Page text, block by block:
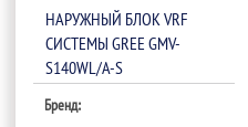
НАРУЖНЫЙ БЛОК VRF
СИСТЕМЫ GREE GMV-
S140WL/A-S
Бренд: